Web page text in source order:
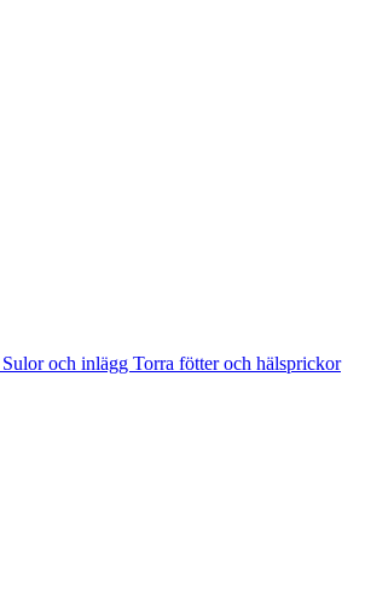
Sulor och inlägg Torra fötter och hälsprickor